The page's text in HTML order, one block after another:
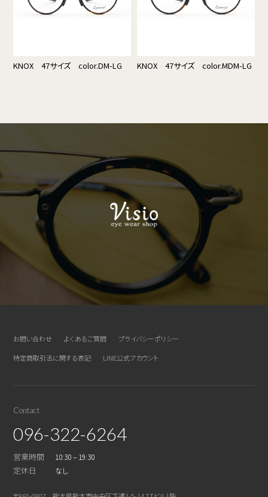
KNOX 47サイズ color.DM-LG KNOX 47サイズ color.MDM-LG
お問い合わせ よくあるご質問
プライバシーポリシー
特定商取引法に関する表記
LINE公式アカウント
Contact
096-322-6264
営業時間 10:30 – 19:30
定休日 なし